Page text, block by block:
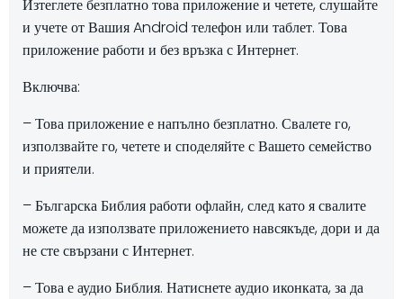
Изтеглете безплатно това приложение и четете, слушайте
и учете от Вашия Android телефон или таблет. Това
приложение работи и без връзка с Интернет.
Включва:
– Това приложение е напълно безплатно. Свалете го,
използвайте го, четете и споделяйте с Вашето семейство
и приятели.
– Българска Библия работи офлайн, след като я свалите
можете да използвате приложението навсякъде, дори и да
не сте свързани с Интернет.
– Това е аудио Библия. Натиснете аудио иконката, за да